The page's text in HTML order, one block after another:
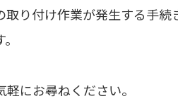
取り付け作業が発生する手
にお尋ねください。